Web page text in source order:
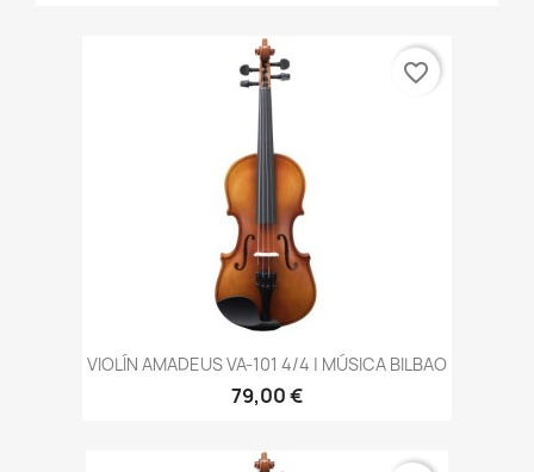
VIOLÍN AMADEUS VA-101 4/4 | MÚSICA BILBAO
79,00 €
favorite_border